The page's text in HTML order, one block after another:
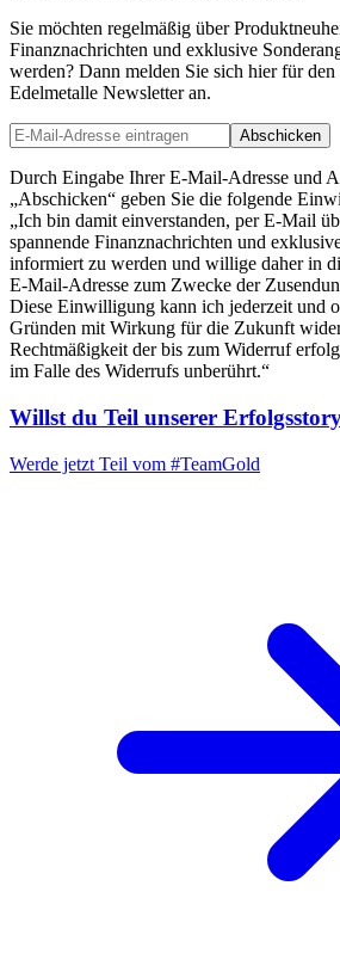
Sie möchten regelmäßig über
Finanznachrichten und exklusive
werden? Dann melden Sie sich hier für
Edelmetalle Newsletter an.
Abschicken
Durch Eingabe Ihrer E-Mail-Adresse und
„Abschicken“ geben Sie die folgende
„Ich bin damit einverstanden, per E-Mail
spannende Finanznachrichten und
informiert zu werden und willige daher in
E-Mail-Adresse zum Zwecke der
Diese Einwilligung kann ich jederzeit und
Gründen mit Wirkung für die Zukunft
Rechtmäßigkeit der bis zum Widerruf
im Falle des Widerrufs unberührt.“
Willst du Teil unserer
Werde jetzt Teil vom #TeamGold